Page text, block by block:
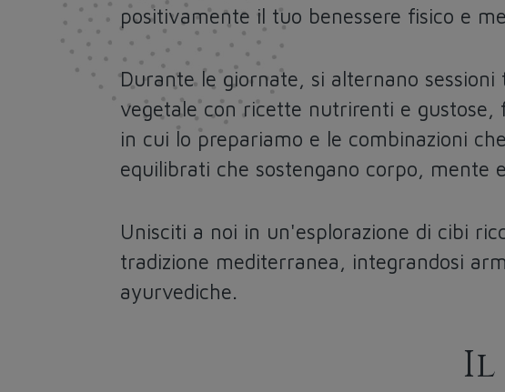
positivamente il tuo benessere fisico e
Durante le giornate, si alternano
vegetale con ricette nutrirenti e gustose,
in cui lo prepariamo e le combinazioni
equilibrati che sostengano corpo, mente
Unisciti a noi in un'esplorazione di cibi
tradizione mediterranea, integrandosi
ayurvediche.
Il